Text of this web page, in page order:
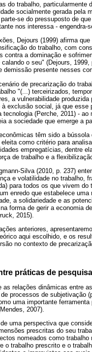
do trabalho,
socialmente gerada pela
se do pressuposto de
nos interessa -
Dejours (1999) afirma
do trabalho, com
contra a dominação e
o seu" (Dejours,
demissão presente nesses
de precarização do
"(...) terceirizados,
a vulnerabilidade
exclusão social, já que
tecnologia (Perche, 2011) -
a sociedade que emerge a
têm sido a
como critério para
empregatícias, dentre
de trabalho e a
Silva (2010, p. 237)
e volatilidade no trabalho,
para todos os que vivem
enredo que estabelece
a solidariedade e as
forma de gerir a economia
2015).
anteriores,
aqui escolhido, e os
no contexto de
práticas de pesquisa
as relações dinâmicas entre
processos de subjetivação
uma importante
2007).
uma perspectiva que
prescritas do seu
nomeados como
o trabalho prescrito e o